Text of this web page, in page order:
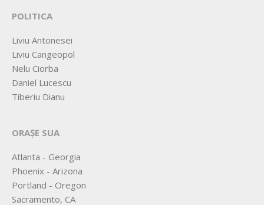
POLITICA
Liviu Antonesei
Liviu Cangeopol
Nelu Ciorba
Daniel Lucescu
Tiberiu Dianu
ORAȘE SUA
Atlanta - Georgia
Phoenix - Arizona
Portland - Oregon
Sacramento, CA